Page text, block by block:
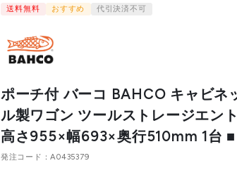
送料無料 おすすめ 代引決済不可
ポーチ付 バーコ BAHCO キャビネ
ル製ワゴン ツールストレージエン
高さ955×幅693×奥行510mm 1台
発注コード A0435379